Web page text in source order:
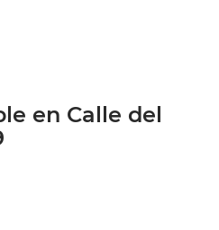
en Calle del